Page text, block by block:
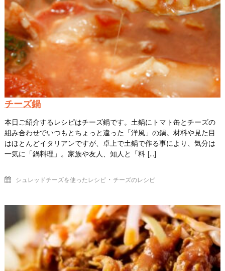
チーズ鍋
本日ご紹介するレシピはチーズ鍋です。土鍋にトマト缶とチーズの
組み合わせでいつもとちょっと違った「洋風」の鍋。材料や見た目
はほとんどイタリアンですが、卓上で土鍋で作る事により、気分は
一気に「鍋料理」。家族や友人、知人と「料 […]
シュレッドチーズを使ったレシピ・ チーズのレシピ